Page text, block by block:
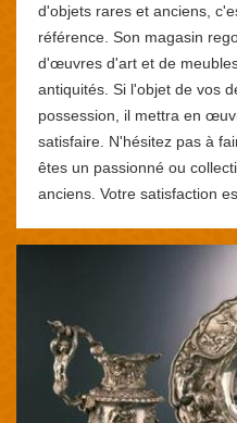
d'objets rares et anciens,
référence. Son magasin
d'œuvres d'art et de
antiquités. Si l'objet de vos
possession, il mettra en
satisfaire. N'hésitez pas à
êtes un passionné ou
anciens. Votre satisfaction